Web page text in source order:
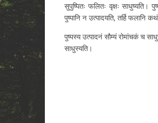
सुपुष्पितः फलितः वृक्षः साधुष्यति।
पुष्पानि न उत्पादयति, तर्हि फलानि
पुष्पस्य उत्पादनं सौम्यं रोमांचकं च
साधुस्यति।